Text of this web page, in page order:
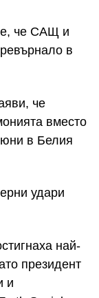
че САЩ и
в
че
вместо
юни в Белия
удари
най-
президент
и